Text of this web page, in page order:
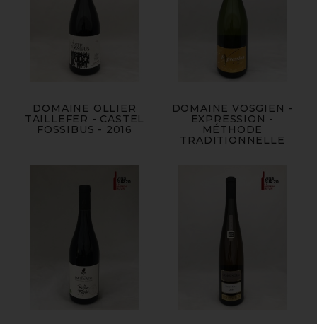
DOMAINE OLLIER
TAILLEFER - CASTEL
FOSSIBUS - 2016
DOMAINE VOSGIEN -
EXPRESSION -
MÉTHODE
TRADITIONNELLE